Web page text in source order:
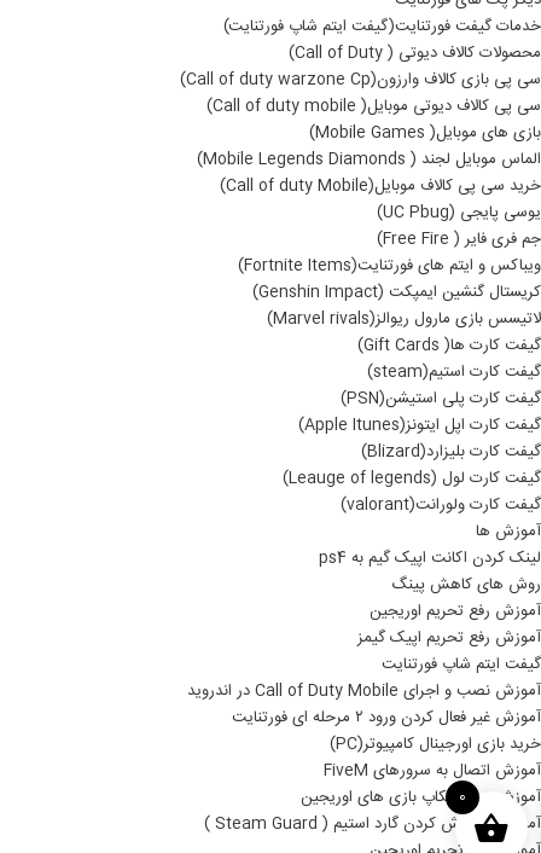
خدمات گیفت فورتنایت(گیفت ایتم شاپ فورتنایت)
محصولات کالاف دیوتی ( Call of Duty)
سی پی بازی کالاف وارزون(Call of duty warzone Cp)
سی پی کالاف دیوتی موبایل( Call of duty mobile)
بازی های موبایل( Mobile Games)
الماس موبایل لجند ( Mobile Legends Diamonds)
خرید سی پی کالاف موبایل(Call of duty Mobile)
یوسی پایجی (UC Pbug)
جم فری فایر ( Free Fire)
ویباکس و ایتم های فورتنایت(Fortnite Items)
کریستال گنشین ایمپکت (Genshin Impact)
لاتیسس بازی مارول ریوالز(Marvel rivals)
گیفت کارت ها( Gift Cards)
گیفت کارت استیم(steam)
گیفت کارت پلی استیشن(PSN)
گیفت کارت اپل ایتونز(Apple Itunes)
گیفت کارت بلیزارد(Blizard)
گیفت کارت لول (Leauge of legends)
گیفت کارت ولورانت(valorant)
آموزش ها
لینک کردن اکانت اپیک گیم به ps4
روش های کاهش پینگ
آموزش رفع تحریم اوریجین
آموزش رفع تحریم اپیک گیمز
گیفت ایتم شاپ فورتنایت
آموزش نصب و اجرای Call of Duty Mobile در اندروید
آموزش غیر فعال کردن ورود ۲ مرحله ای فورتنایت
خرید بازی اورجینال کامپیوتر(PC)
آموزش اتصال به سرورهای FiveM
آموزش نصب بکاپ بازی های اوریجین
آموزش خاموش کردن گارد استیم ( Steam Guard )
0